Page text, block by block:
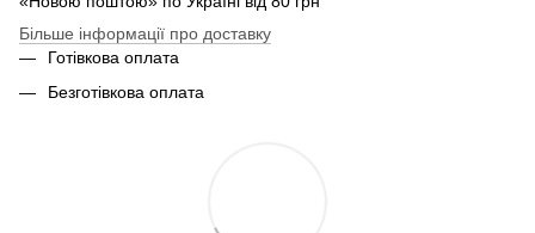
Більше інформації про доставку
Готівкова оплата
Безготівкова оплата